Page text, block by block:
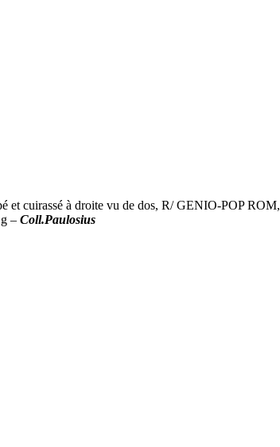
cuirassé à droite vu de dos, R/ GENIO-POP
– Coll.Paulosius